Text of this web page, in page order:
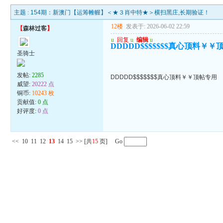
主题 : 154期：新澳门【运筹帷幄】＜★３肖中特★＞横扫黑庄,长期验证！
【森林过客】
圣骑士
发帖:2285
威望:20222 点
铜币: 10243 枚
贡献值:0 点
好评度:0 点
12楼 发表于: 2026-06-02 22:59
u 回复 u 编辑 u
DDDDD$$$$$$$真心顶料￥￥
DDDDD$$$$$$$真心顶料￥￥顶帖专用
<< 10 11 12 13 14 15 >> [共15 页] Go